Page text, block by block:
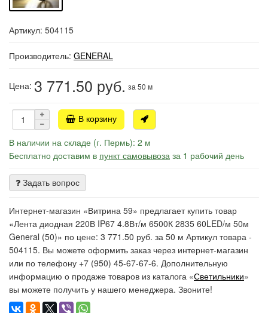
Артикул: 504115
Производитель: GENERAL
Цена: 3 771.50 руб. за 50 м
В корзину
В наличии на складе (г. Пермь): 2 м
Бесплатно доставим в пункт самовывоза за 1 рабочий день
Задать вопрос
Интернет-магазин «Витрина 59» предлагает купить товар
«Лента диодная 220В IP67 4.8Вт/м 6500К 2835 60LED/м 50м
General (50)» по цене: 3 771.50 руб. за 50 м Артикул товара -
504115. Вы можете оформить заказ через интернет-магазин
или по телефону +7 (950) 45-67-67-6. Дополнительную
информацию о продаже товаров из каталога «Светильники»
вы можете получить у нашего менеджера. Звоните!